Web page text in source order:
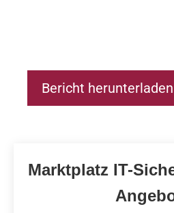
Bericht herunterladen
Marktplatz IT-